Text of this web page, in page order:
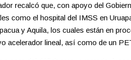
recalcó que, con apoyo del
como el hospital del IMSS en
y Aquila, los cuales están en
acelerador lineal, así como de un